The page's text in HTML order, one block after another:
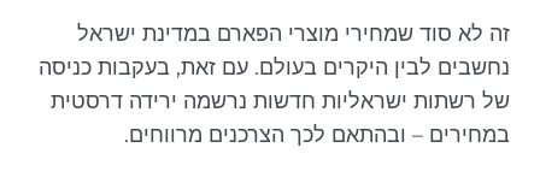
זה לא סוד שמחירי מוצרי הפארם במדינת ישראל
נחשבים לבין היקרים בעולם. עם זאת, בעקבות כניסה
של רשתות ישראליות חדשות נרשמה ירידה דרסטית
במחירים – ובהתאם לכך הצרכנים מרווחים.